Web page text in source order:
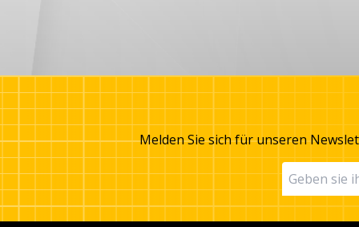
Melden Sie sich für unseren